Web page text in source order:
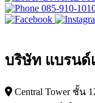
085-910-
บริษัท แบรนด์
Central Tower ชั้น